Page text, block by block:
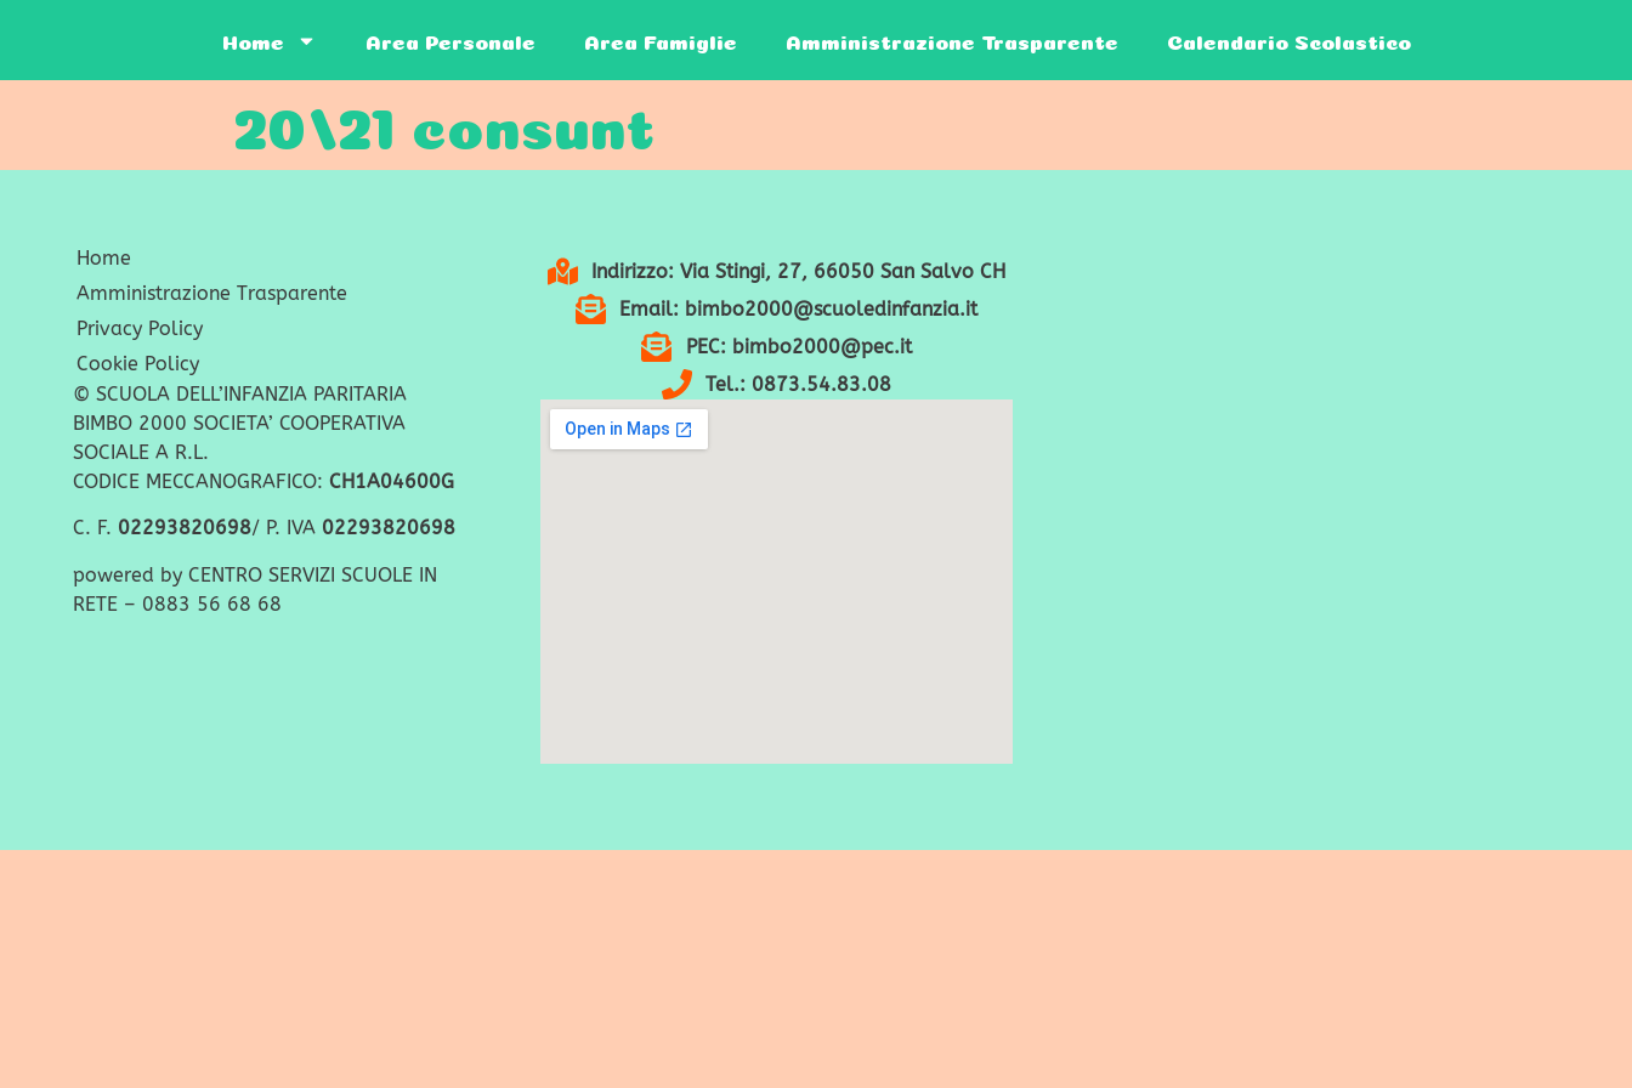
Home Area Personale Area Famiglie Amministrazione Trasparente Calendario Scolastico
20/21 consunt
Home
Amministrazione Trasparente
Privacy Policy
Cookie Policy
© SCUOLA DELL’INFANZIA PARITARIA
BIMBO 2000 SOCIETA’ COOPERATIVA
SOCIALE A R.L.
CODICE MECCANOGRAFICO: CH1A04600G
C. F. 02293820698/ P. IVA 02293820698
powered by CENTRO SERVIZI SCUOLE IN
RETE – 0883 56 68 68
Indirizzo: Via Stingi, 27, 66050 San Salvo CH
Email: bimbo2000@scuoledinfanzia.it
PEC: bimbo2000@pec.it
Tel.: 0873.54.83.08